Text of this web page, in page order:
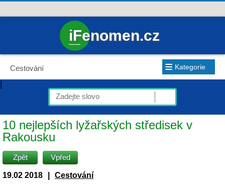
iFenomen.cz
Cestování ≡ Kategorie
|
10 nejlepších lyžařských středisek v
Rakousku
Zpět Vpřed
19.02 2018 Cestování